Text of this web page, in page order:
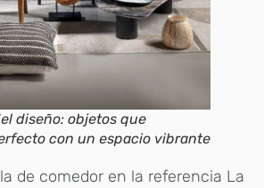
diseño: objetos que
con un espacio vibrante
de comedor en la referencia La